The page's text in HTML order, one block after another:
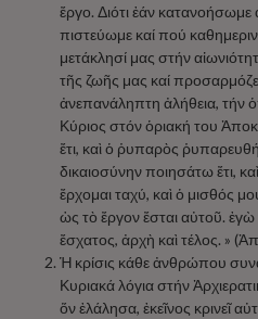
ἔργο. Διότι ἐάν
πιστεύωμε καί πού
μετάκλησί μας στήν
τῆς ζωῆς μας καί
ἀνεπανάληπτη ἀλήθεια, τήν
Κύριος στόν ὁριακή του
ἔτι, καὶ ὁ ῥυπαρὸς
δικαιοσύνην ποιησάτω ἔτι,
ἔρχομαι ταχύ, καὶ ὁ μισθός
ὡς τὸ ἔργον ἔσται αὐτοῦ.
ἔσχατος, ἀρχὴ καὶ τέλος. »
Ἡ κρίσις κάθε ἀνθρώπου
Κυριακά λόγια στήν
ὅν ἐλάλησα, ἐκεῖνος κρινεῖ